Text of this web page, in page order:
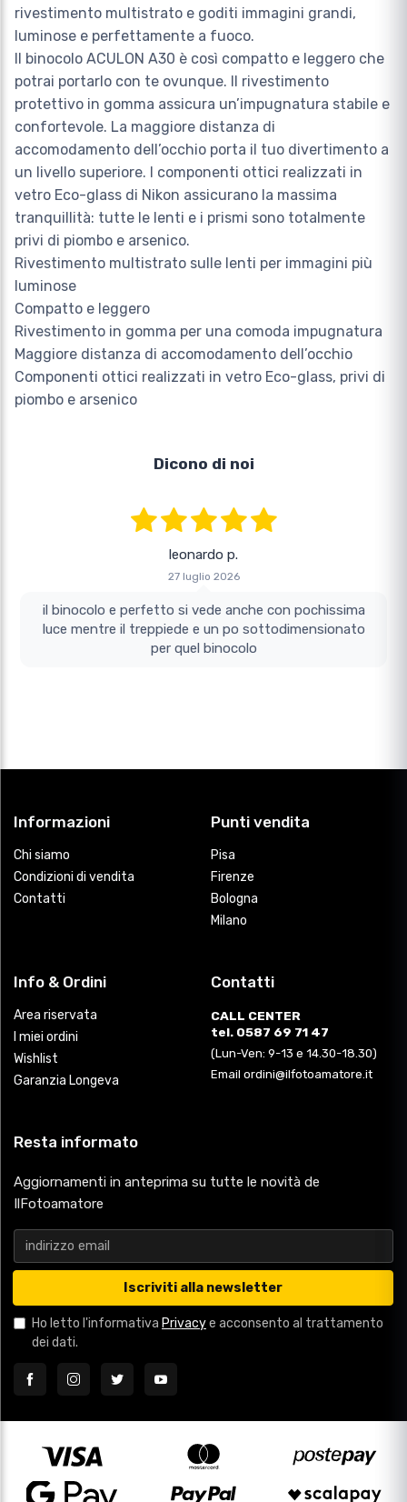
rivestimento multistrato e goditi immagini grandi,
luminose e perfettamente a fuoco.
Il binocolo ACULON A30 è così compatto e leggero che
potrai portarlo con te ovunque. Il rivestimento
protettivo in gomma assicura un’impugnatura stabile e
confortevole. La maggiore distanza di
accomodamento dell’occhio porta il tuo divertimento a
un livello superiore. I componenti ottici realizzati in
vetro Eco-glass di Nikon assicurano la massima
tranquillità: tutte le lenti e i prismi sono totalmente
privi di piombo e arsenico.
Rivestimento multistrato sulle lenti per immagini più
luminose
Compatto e leggero
Rivestimento in gomma per una comoda impugnatura
Maggiore distanza di accomodamento dell’occhio
Componenti ottici realizzati in vetro Eco-glass, privi di
piombo e arsenico
Dicono di noi
leonardo p.
27 luglio 2026
il binocolo e perfetto si vede anche con pochissima
luce mentre il treppiede e un po sottodimensionato
per quel binocolo
Informazioni
Chi siamo
Condizioni di vendita
Contatti
Punti vendita
Pisa
Firenze
Bologna
Milano
Info & Ordini
Area riservata
I miei ordini
Wishlist
Garanzia Longeva
Contatti
CALL CENTER
tel. 0587 69 71 47
(Lun-Ven: 9-13 e 14.30-18.30)
Email ordini@ilfotoamatore.it
Resta informato
Aggiornamenti in anteprima su tutte le novità de
IlFotoamatore
Iscriviti alla newsletter
Ho letto l'informativa Privacye acconsento al trattamento
dei dati.